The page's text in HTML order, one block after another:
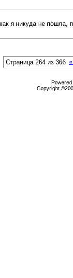
я никуда не пошла,
Страница 264 из 366 «
Copyright